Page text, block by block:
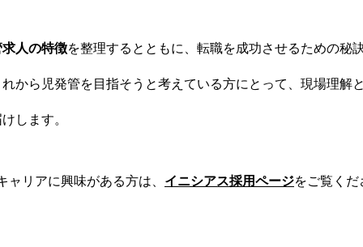
人の特徴を整理するとともに、転職を成功させるための秘
から児発管を目指そうと考えている方にとって、現場理解
します。
リアに興味がある方は、 イニシアス採用ページをご覧くだ